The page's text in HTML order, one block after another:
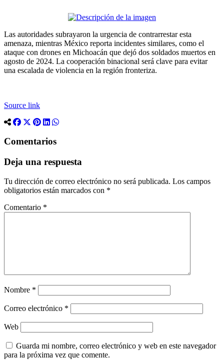
Las autoridades subrayaron la urgencia de contrarrestar esta
amenaza, mientras México reporta incidentes similares, como el
ataque con drones en Michoacán que dejó dos soldados muertos en
agosto de 2024. La cooperación binacional será clave para evitar
una escalada de violencia en la región fronteriza.
Source link
Comentarios
Deja una respuesta
Tu dirección de correo electrónico no será publicada. Los campos
obligatorios están marcados con *
Comentario *
Nombre *
Correo electrónico *
Web
Guarda mi nombre, correo electrónico y web en este navegador
para la próxima vez que comente.